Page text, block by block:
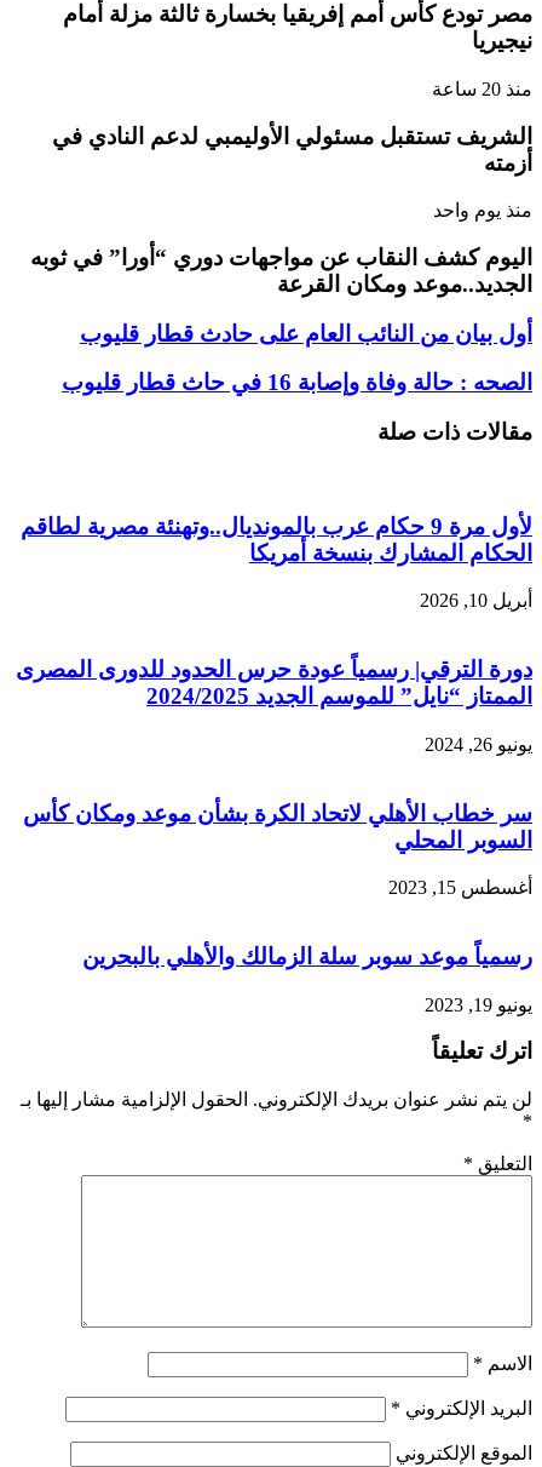
مصر تودع كأس أمم إفريقيا بخسارة ثالثة مزلة أمام
نيجيريا
منذ 20 ساعة
الشريف تستقبل مسئولي الأوليمبي لدعم النادي في
أزمته
منذ يوم واحد
اليوم كشف النقاب عن مواجهات دوري “أورا” في ثوبه
الجديد..موعد ومكان القرعة
أول بيان من النائب العام على حادث قطار قليوب
الصحه : حالة وفاة وإصابة 16 في حاث قطار قليوب
مقالات ذات صلة
لأول مرة 9 حكام عرب بالمونديال..وتهنئة مصرية لطاقم
الحكام المشارك بنسخة أمريكا
أبريل 10, 2026
دورة الترقي| رسمياً عودة حرس الحدود للدورى المصرى
الممتاز “نايل” للموسم الجديد 2024/2025
يونيو 26, 2024
سر خطاب الأهلي لاتحاد الكرة بشأن موعد ومكان كأس
السوبر المحلي
أغسطس 15, 2023
رسمياً موعد سوبر سلة الزمالك والأهلي بالبحرين
يونيو 19, 2023
اترك تعليقاً
لن يتم نشر عنوان بريدك الإلكتروني. الحقول الإلزامية مشار إليها بـ
*
التعليق *
الاسم *
البريد الإلكتروني *
الموقع الإلكتروني